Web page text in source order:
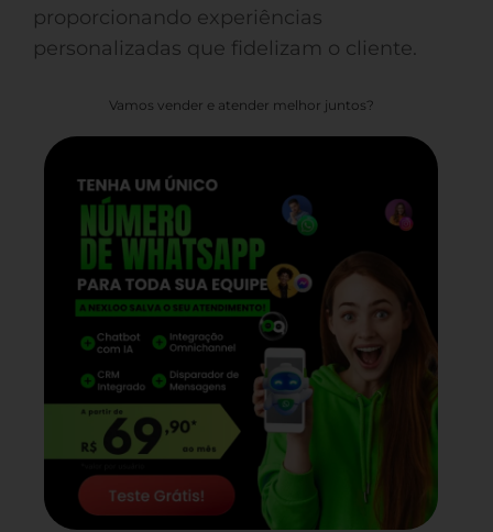
proporcionando experiências
personalizadas que fidelizam o cliente.
Vamos vender e atender melhor juntos?